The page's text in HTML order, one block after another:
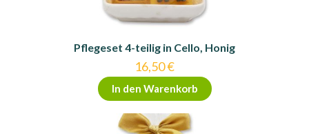
Pflegeset 4-teilig in Cello, Honig
16,50€
In den Warenkorb